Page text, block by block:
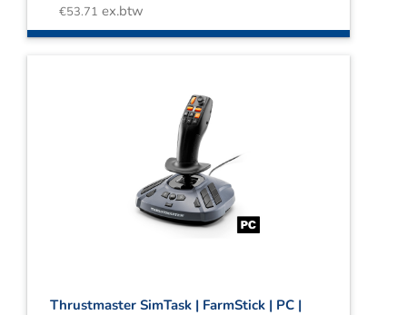
€53.71 ex.btw
Thrustmaster SimTask | FarmStick | PC |